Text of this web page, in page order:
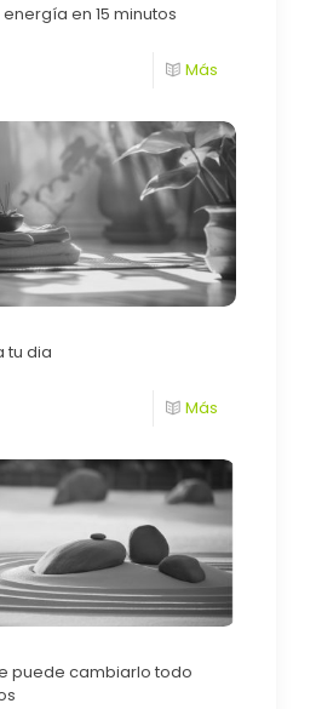
en 15 minutos
Más
tu dia
Más
puede cambiarlo todo